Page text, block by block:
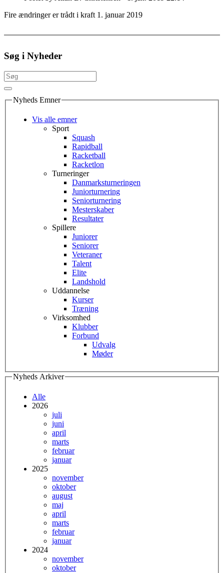
Fire ændringer er trådt i kraft 1. januar 2019
Søg i Nyheder
Nyheds Emner
Vis alle emner
Sport
Squash
Rapidball
Racketball
Racketlon
Turneringer
Danmarksturneringen
Juniorturnering
Seniorturnering
Mesterskaber
Resultater
Spillere
Juniorer
Seniorer
Veteraner
Talent
Elite
Landshold
Uddannelse
Kurser
Træning
Virksomhed
Klubber
Forbund
Udvalg
Møder
Nyheds Arkiver
Alle
2026
juli
juni
april
marts
februar
januar
2025
november
oktober
august
maj
april
marts
februar
januar
2024
november
oktober